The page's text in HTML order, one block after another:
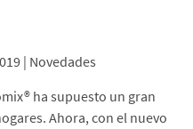
| Novedades
ha supuesto un gran
Ahora, con el nuevo